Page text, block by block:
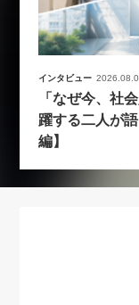
インタビュー
「なぜ今、社
躍する二人が
編】